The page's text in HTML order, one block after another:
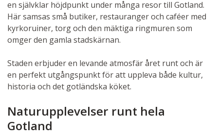
en självklar höjdpunkt under många resor till Gotland.
Här samsas små butiker, restauranger och caféer med
kyrkoruiner, torg och den mäktiga ringmuren som
omger den gamla stadskärnan.
Staden erbjuder en levande atmosfär året runt och är
en perfekt utgångspunkt för att uppleva både kultur,
historia och det gotländska köket.
Naturupplevelser runt hela
Gotland